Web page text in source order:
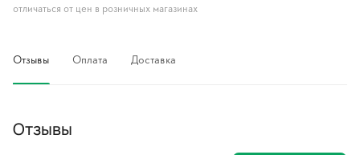
отличаться от цен в розничных магазинах
Отзывы Оплата Доставка
Отзывы